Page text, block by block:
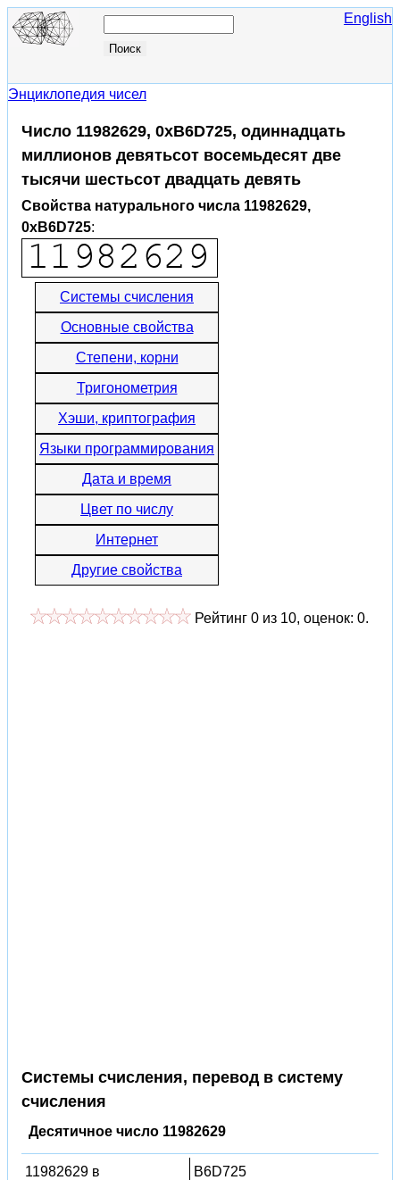
English
Энциклопедия чисел
Число 11982629, 0xB6D725, одиннадцать
миллионов девятьсот восемьдесят две
тысячи шестьсот двадцать девять
Свойства натурального числа 11982629,
0xB6D725:
Системы счисления
Основные свойства
Степени, корни
Тригонометрия
Хэши, криптография
Языки программирования
Дата и время
Цвет по числу
Интернет
Другие свойства
Рейтинг 0 из 10, оценок: 0.
Системы счисления, перевод в систему
счисления
Десятичное число 11982629
11982629 в
B6D725